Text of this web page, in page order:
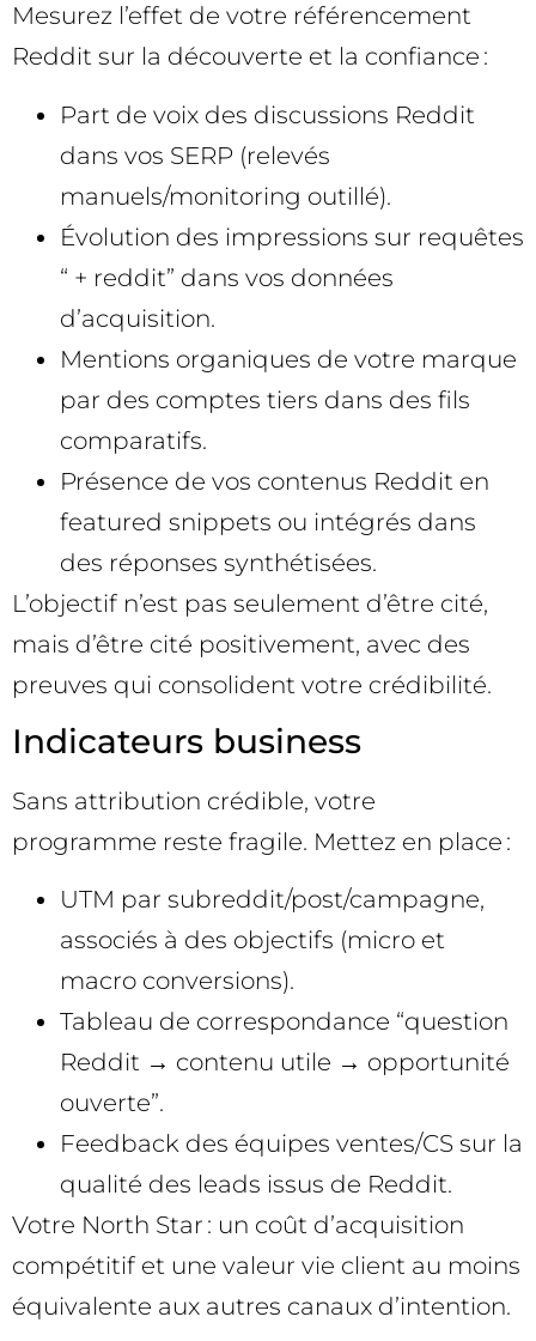
Mesurez l’effet de votre référencement
Reddit sur la découverte et la confiance :
Part de voix des discussions Reddit
dans vos SERP (relevés
manuels/monitoring outillé).
Évolution des impressions sur requêtes
“ + reddit” dans vos données
d’acquisition.
Mentions organiques de votre marque
par des comptes tiers dans des fils
comparatifs.
Présence de vos contenus Reddit en
featured snippets ou intégrés dans
des réponses synthétisées.
L’objectif n’est pas seulement d’être cité,
mais d’être cité positivement, avec des
preuves qui consolident votre crédibilité.
Indicateurs business
Sans attribution crédible, votre
programme reste fragile. Mettez en place :
UTM par subreddit/post/campagne,
associés à des objectifs (micro et
macro conversions).
Tableau de correspondance “question
Reddit → contenu utile → opportunité
ouverte”.
Feedback des équipes ventes/CS sur la
qualité des leads issus de Reddit.
Votre North Star : un coût d’acquisition
compétitif et une valeur vie client au moins
équivalente aux autres canaux d’intention.